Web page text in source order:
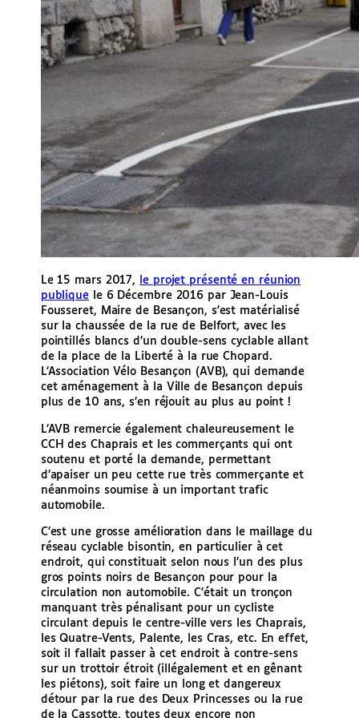
Le 15 mars 2017,
le projet présenté en réunion
publique le 6 Décembre 2016 par Jean-Louis
Fousseret, Maire de Besançon, s’est matérialisé
sur la chaussée de la rue de Belfort, avec les
pointillés blancs d’un double-sens cyclable allant
de la place de la Liberté à la rue Chopard.
L’Association Vélo Besançon (AVB), qui demande
cet aménagement à la Ville de Besançon depuis
plus de 10 ans, s’en réjouit au plus au point !
L’AVB remercie également chaleureusement le
CCH des Chaprais et les commerçants qui ont
soutenu et porté la demande, permettant
d’apaiser un peu cette rue très commerçante et
néanmoins soumise à un important trafic
automobile.
C’est une grosse amélioration dans le maillage du
réseau cyclable bisontin, en particulier à cet
endroit, qui constituait selon nous l’un des plus
gros points noirs de Besançon pour pour la
circulation non automobile. C’était un tronçon
manquant très pénalisant pour un cycliste
circulant depuis le centre-ville vers les Chaprais,
les Quatre-Vents, Palente, les Cras, etc. En effet,
soit il fallait passer à cet endroit à contre-sens
sur un trottoir étroit (illégalement et en gênant
les piétons), soit faire un long et dangereux
détour par la rue des Deux Princesses ou la rue
de la Cassotte, toutes deux encore non